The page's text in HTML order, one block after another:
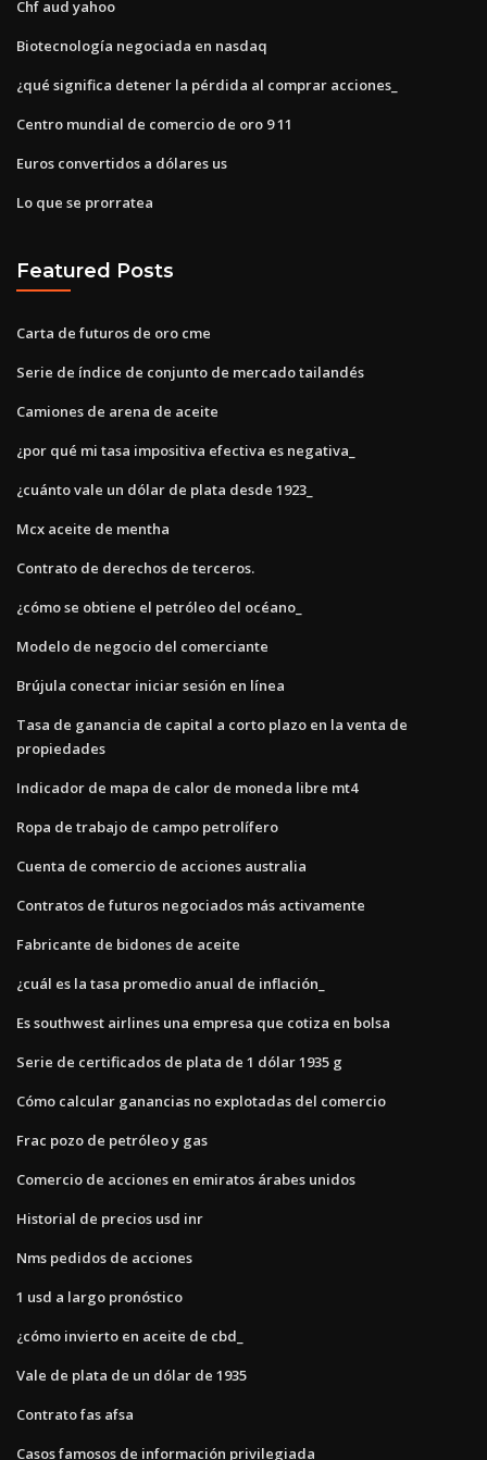
Chf aud yahoo
Biotecnología negociada en nasdaq
¿qué significa detener la pérdida al comprar acciones_
Centro mundial de comercio de oro 9 11
Euros convertidos a dólares us
Lo que se prorratea
Featured Posts
Carta de futuros de oro cme
Serie de índice de conjunto de mercado tailandés
Camiones de arena de aceite
¿por qué mi tasa impositiva efectiva es negativa_
¿cuánto vale un dólar de plata desde 1923_
Mcx aceite de mentha
Contrato de derechos de terceros.
¿cómo se obtiene el petróleo del océano_
Modelo de negocio del comerciante
Brújula conectar iniciar sesión en línea
Tasa de ganancia de capital a corto plazo en la venta de
propiedades
Indicador de mapa de calor de moneda libre mt4
Ropa de trabajo de campo petrolífero
Cuenta de comercio de acciones australia
Contratos de futuros negociados más activamente
Fabricante de bidones de aceite
¿cuál es la tasa promedio anual de inflación_
Es southwest airlines una empresa que cotiza en bolsa
Serie de certificados de plata de 1 dólar 1935 g
Cómo calcular ganancias no explotadas del comercio
Frac pozo de petróleo y gas
Comercio de acciones en emiratos árabes unidos
Historial de precios usd inr
Nms pedidos de acciones
1 usd a largo pronóstico
¿cómo invierto en aceite de cbd_
Vale de plata de un dólar de 1935
Contrato fas afsa
Casos famosos de información privilegiada